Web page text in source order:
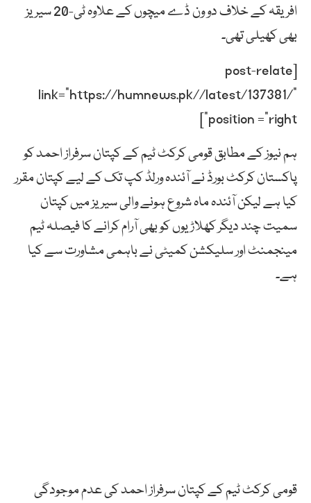
افریقہ کے خلاف دو ون ڈے میچوں کے علاوہ ٹی-20 سیریز
بھی کھیلی تھی۔
[post-relate
link=”https://humnews.pk//latest/137381/”
position =”right”]
ہم نیوز کے مطابق قومی کرکٹ ٹیم کے کپتان سرفراز احمد کو
پاکستان کرکٹ بورڈ نے آئندہ ورلڈ کپ تک کے لیے کپتان مقرر
کیا ہے لیکن آئندہ ماہ شروع ہونے والی سیریز میں کپتان
سمیت چند دیگر کھلاڑیوں کو بھی آرام کرانے کا فیصلہ ٹیم
مینجمنٹ اور سلیکشن کمیٹی نے باہمی مشاورت سے کیا
ہے۔
قومی کرکٹ ٹیم کے کپتان سرفراز احمد کی عدم موجودگی